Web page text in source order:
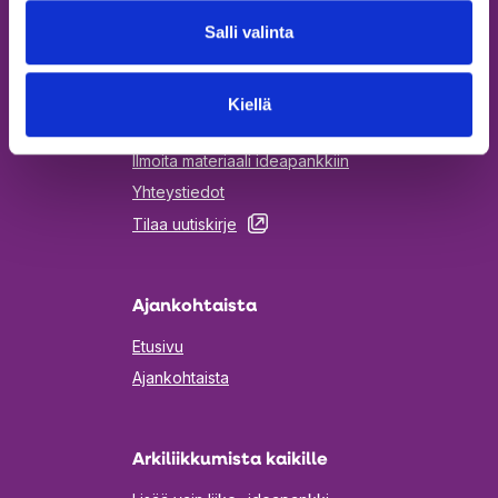
Salli valinta
Kiellä
Ilmoita materiaali ideapankkiin
Yhteystiedot
Tilaa uutiskirje
Aukeaa
Ajankohtaista
Etusivu
Ajankohtaista
Arkiliikkumista kaikille